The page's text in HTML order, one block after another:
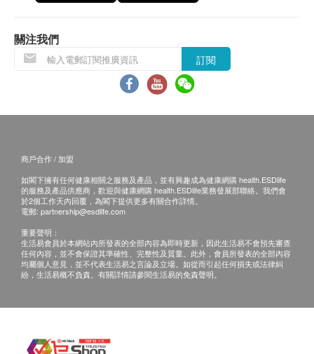
關注我們
訂閱
商戶合作 / 加盟
如閣下擁有任何健康相關之服務及產品，並有興趣成為健康網購 health.ESDlife
的服務及產品供應商，歡迎與健康網購 health.ESDlife業務發展部聯絡。我們會
於2個工作天內回覆，為閣下提供更多有關合作詳情。
電郵: partnership@esdlife.com
重要聲明：
生活易會員於本網站內所發表的全部內容為即時更新，因此生活易不會預先審查
任何內容，並不會保證其準確性、完整性及質量。此外，會員所發表的全部內容
均屬個人意見，並不代表生活易之言論及立場。如從而引起任何損失或法律糾
紛，生活易概不負責。有關詳情請參閱生活易的免責聲明。